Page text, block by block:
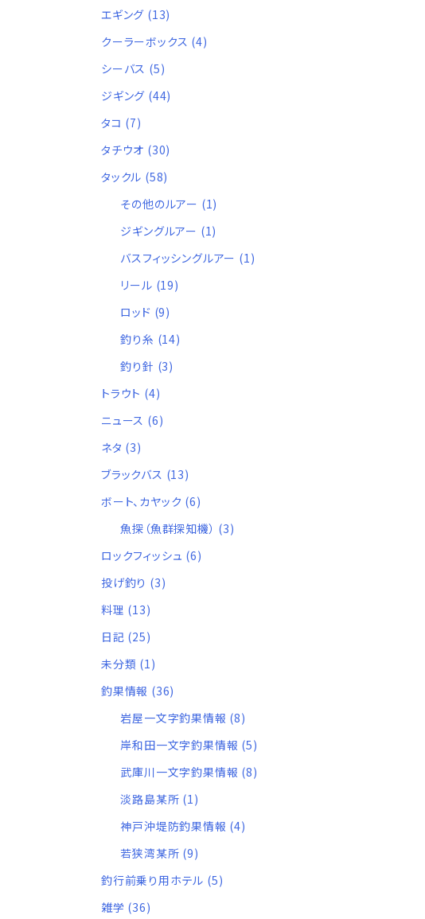
空
6 ◯
34.05 1
34.05
3 3 ◯
32.5 6
エギング (13)
クーラーボックス (4)
シーバス (5)
ジギング (44)
タコ (7)
タチウオ (30)
タックル (58)
その他のルアー (1)
ジギングルアー (1)
バスフィッシングルアー (1)
リール (19)
ロッド (9)
釣り糸 (14)
釣り針 (3)
トラウト (4)
ニュース (6)
ネタ (3)
ブラックバス (13)
ボート、カヤック (6)
魚探（魚群探知機） (3)
ロックフィッシュ (6)
投げ釣り (3)
料理 (13)
日記 (25)
未分類 (1)
釣果情報 (36)
岩屋一文字釣果情報 (8)
岸和田一文字釣果情報 (5)
武庫川一文字釣果情報 (8)
淡路島某所 (1)
神戸沖堤防釣果情報 (4)
若狭湾某所 (9)
釣行前乗り用ホテル (5)
雑学 (36)